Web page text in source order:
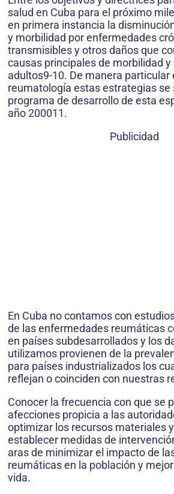
salud en Cuba para el próximo
en primera instancia la
y morbilidad por enfermedades
transmisibles y otros daños que
causas principales de morbilidad
adultos9-10. De manera particular
reumatología estas estrategias se
programa de desarrollo de esta
año 200011.
Publicidad
En Cuba no contamos con
de las enfermedades reumáticas
en países subdesarrollados y los
utilizamos provienen de la
para países industrializados los
reflejan o coinciden con nuestras
Conocer la frecuencia con que se
afecciones propicia a las
optimizar los recursos materiales
establecer medidas de
aras de minimizar el impacto de
reumáticas en la población y
vida.